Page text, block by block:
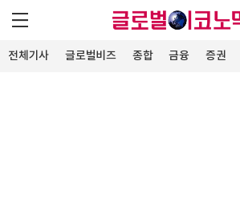
전체기사 글로벌비즈 종합 금융 증권